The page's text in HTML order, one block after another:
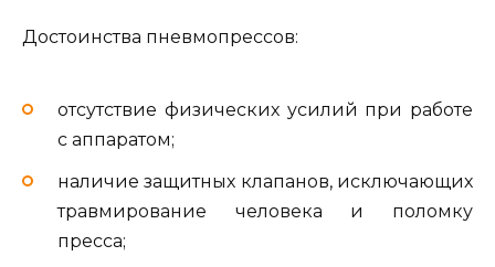
Достоинства пневмопрессов:
отсутствие физических усилий при работе
с аппаратом;
наличие защитных клапанов, исключающих
травмирование человека и поломку
пресса;